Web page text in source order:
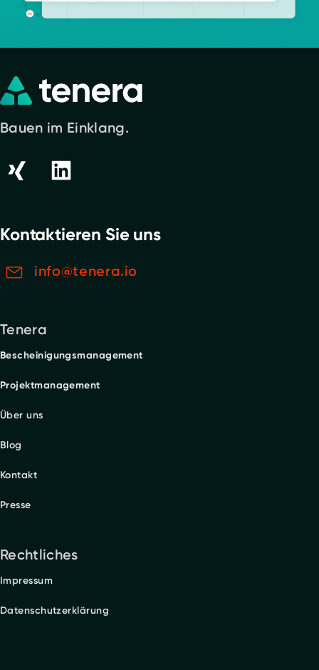
Bauen im Einklang.
Kontaktieren Sie uns
info@tenera.io
Tenera
Bescheinigungsmanagement
Projektmanagement
Über uns
Blog
Kontakt
Presse
Rechtliches
Impressum
Datenschutzerklärung